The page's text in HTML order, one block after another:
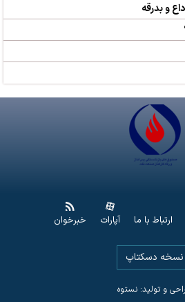
و بدرقه
ارتباط با ما آپارات خبرخوان
نسخه دسکتاپ
و تولید: نستوه